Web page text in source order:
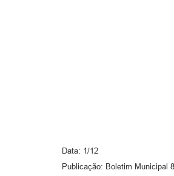
Data: 1/12
Publicação: Boletim Municipal